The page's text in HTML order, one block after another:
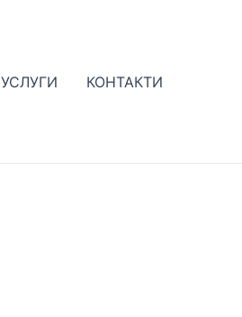
УСЛУГИ КОНТАКТИ